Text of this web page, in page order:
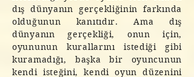
dış dünyanın gerçekliğinin farkında
olduğunun kanıtıdır. Ama dış
dünyanın gerçekliği, onun için,
oyununun kurallarını istediği gibi
kuramadığı, başka bir oyuncunun
kendi isteğini, kendi oyun düzenini